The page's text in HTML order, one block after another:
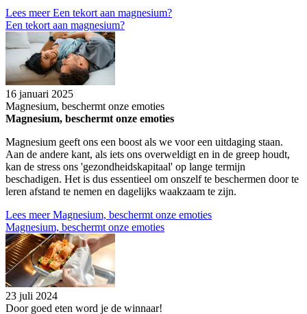
Lees meerEen tekort aan magnesium?
Een tekort aan magnesium?
16 januari 2025
Magnesium, beschermt onze emoties
Magnesium, beschermt onze emoties
Magnesium geeft ons een boost als we voor een uitdaging staan.
Aan de andere kant, als iets ons overweldigt en in de greep houdt,
kan de stress ons 'gezondheidskapitaal' op lange termijn
beschadigen. Het is dus essentieel om onszelf te beschermen door te
leren afstand te nemen en dagelijks waakzaam te zijn.
Lees meerMagnesium, beschermt onze emoties
Magnesium, beschermt onze emoties
23 juli 2024
Door goed eten word je de winnaar!